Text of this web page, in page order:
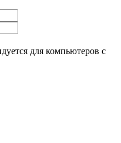
для компьютеров с